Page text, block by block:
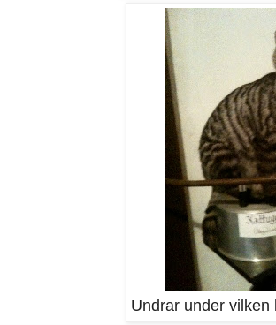
Undrar under